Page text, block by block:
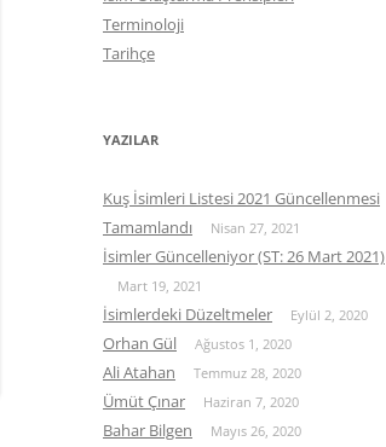
Terminoloji
Tarihçe
YAZILAR
Kuş İsimleri Listesi 2021 Güncellenmesi
Tamamlandı
Nisan 27, 2021
İsimler Güncelleniyor (ST: 26 Mart 2021)
Mart 19, 2021
İsimlerdeki Düzeltmeler Eylül 2, 2020
Orhan Gül Ağustos 1, 2020
Ali Atahan Temmuz 28, 2020
Ümüt Çınar Haziran 7, 2020
Bahar Bilgen Mayıs 26, 2020